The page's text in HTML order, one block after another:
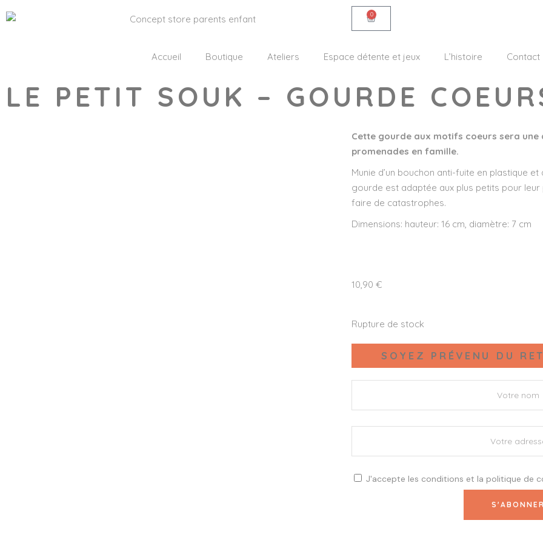
0
Accueil Boutique Ateliers Espace détente et jeux L’histoire Contact
LE PETIT SOUK – GOURDE
Cette gourde aux motifs coeurs sera
promenades en famille.
Munie d’un bouchon anti-fuite en plastique et
gourde est adaptée aux plus petits pour
faire de catastrophes.
Dimensions: hauteur: 16 cm, diamètre: 7 cm
10,90 €
Rupture de stock
SOYEZ PRÉVENU DU
J'accepte les conditions et la politique de